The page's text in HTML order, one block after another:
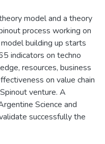
model and a theory
process working on
building up starts
indicators on techno
resources, business
on value chain
venture. A
Science and
successfully the